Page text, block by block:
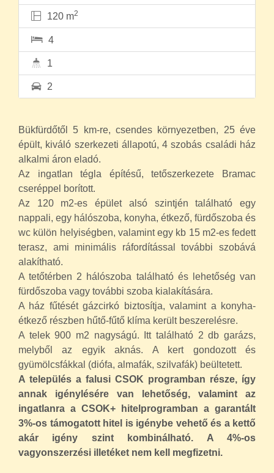
120 m2
4
1
2
Bükfürdőtől 5 km-re, csendes környezetben, 25 éve
épült, kiváló szerkezeti állapotú, 4 szobás családi ház
alkalmi áron eladó.
Az ingatlan tégla építésű, tetőszerkezete Bramac
cseréppel borított.
Az 120 m2-es épület alsó szintjén található egy
nappali, egy hálószoba, konyha, étkező, fürdőszoba és
wc külön helyiségben, valamint egy kb 15 m2-es fedett
terasz, ami minimális ráfordítással további szobává
alakítható.
A tetőtérben 2 hálószoba található és lehetőség van
fürdőszoba vagy további szoba kialakítására.
A ház fűtését gázcirkó biztosítja, valamint a konyha-
étkező részben hűtő-fűtő klíma került beszerelésre.
A telek 900 m2 nagyságú. Itt található 2 db garázs,
melyből az egyik aknás. A kert gondozott és
gyümölcsfákkal (diófa, almafák, szilvafák) beültetett.
A település a falusi CSOK programban része, így
annak igénylésére van lehetőség, valamint az
ingatlanra a CSOK+ hitelprogramban a garantált
3%-os támogatott hitel is igénybe vehető és a kettő
akár igény szint kombinálható. A 4%-os
vagyonszerzési illetéket nem kell megfizetni.